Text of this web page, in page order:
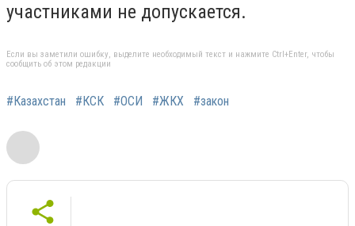
участниками не допускается.
Если вы заметили ошибку, выделите необходимый текст и нажмите Ctrl+Enter, чтобы
сообщить об этом редакции
#Казахстан #КСК #ОСИ #ЖКХ #закон